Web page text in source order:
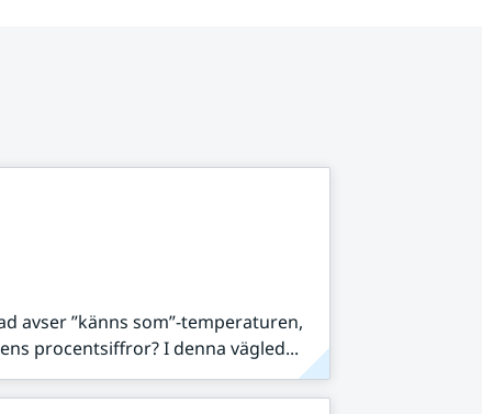
avser ”känns som”-temperaturen,
procentsiffror? I denna vägled...